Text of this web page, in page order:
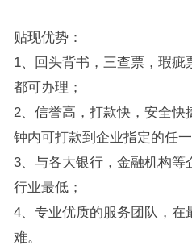
贴现优势：
1、回头背书，三查票，瑕疵
都可办理；
2、信誉高，打款快，安全快
钟内可打款到企业指定的任
3、与各大银行，金融机构等
行业最低；
4、专业优质的服务团队，在
难。